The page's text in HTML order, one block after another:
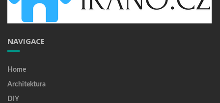
NAVIGACE
Home
Architektura
DIY